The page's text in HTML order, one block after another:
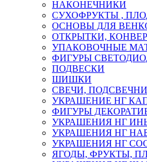
НАКОНЕЧНИКИ
СУХОФРУКТЫ ,
ОСНОВЫ ДЛЯ
ОТКРЫТКИ,
УПАКОВОЧНЫЕ
ФИГУРЫ
ПОДВЕСКИ
ШИШКИ
СВЕЧИ,
УКРАШЕНИЕ НГ
ФИГУРЫ
УКРАШЕНИЯ НГ
УКРАШЕНИЯ НГ
УКРАШЕНИЯ НГ
ЯГОДЫ, ФРУКТЫ,